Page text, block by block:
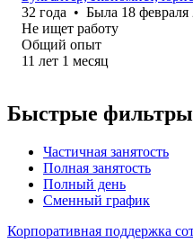
32 года • Была 18 февраля
Не ищет работу
Общий опыт
11 лет 1 месяц
Быстрые фильтры
Частичная занятость
Полная занятость
Полный день
Сменный график
Корпоративная поддержка